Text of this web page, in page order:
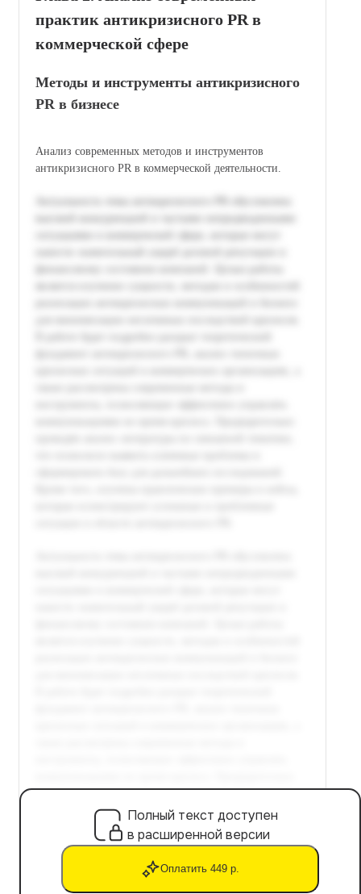
практик антикризисного PR в
коммерческой сфере
Методы и инструменты антикризисного
PR в бизнесе
Анализ современных методов и инструментов
антикризисного PR в коммерческой деятельности.
Полный текст доступен
в расширенной версии
Оплатить 449 р.